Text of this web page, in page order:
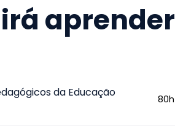
aprender
da Educação
80h